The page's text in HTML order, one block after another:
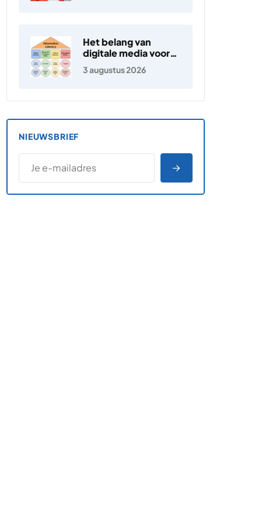
Het belang van
digitale media voor
jongeren
3 augustus 2026
NIEUWSBRIEF
E-MAILADRES
*
AANMELDEN